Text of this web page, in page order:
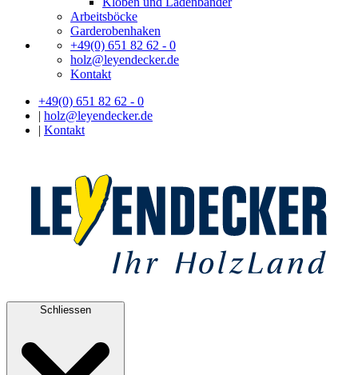
Arbeitsböcke
Garderobenhaken
+49(0) 651 82 62 - 0
holz@leyendecker.de
Kontakt
+49(0) 651 82 62 - 0
| holz@leyendecker.de
| Kontakt
Schliessen